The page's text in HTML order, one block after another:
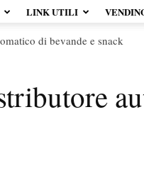
LINK UTILI
di bevande e snack